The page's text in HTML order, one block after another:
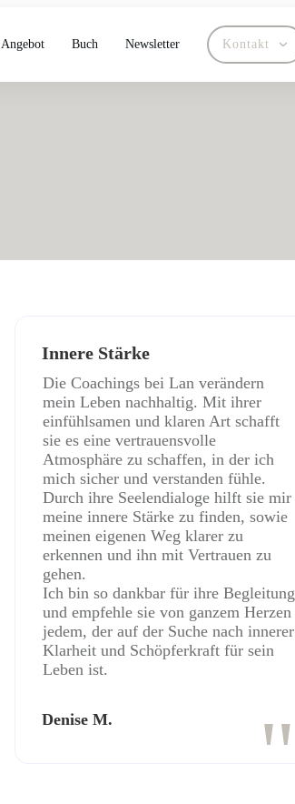
Angebot Buch Newsletter Kontakt
Innere Stärke
Die Coachings bei Lan verändern
mein Leben nachhaltig. Mit ihrer
einfühlsamen und klaren Art schafft
sie es eine vertrauensvolle
Atmosphäre zu schaffen, in der ich
mich sicher und verstanden fühle.
Durch ihre Seelendialoge hilft sie mir
meine innere Stärke zu finden, sowie
meinen eigenen Weg klarer zu
erkennen und ihn mit Vertrauen zu
gehen.
Ich bin so dankbar für ihre Begleitung
und empfehle sie von ganzem Herzen
jedem, der auf der Suche nach innerer
Klarheit und Schöpferkraft für sein
Leben ist.
Denise M. "